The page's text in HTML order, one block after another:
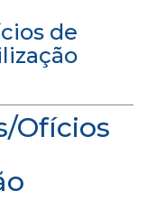
de
Ofícios